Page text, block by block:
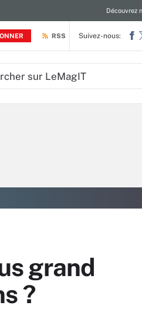
Découvrez
RSS Suivez-nous:
grand
?